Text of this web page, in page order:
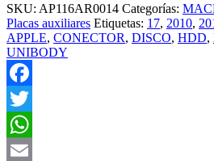
SKU: AP116AR0014 Categorías:
Placas auxiliares Etiquetas: 17, 2010,
APPLE, CONECTOR, DISCO, HDD,
UNIBODY
Facebook
Twitter
WhatsApp